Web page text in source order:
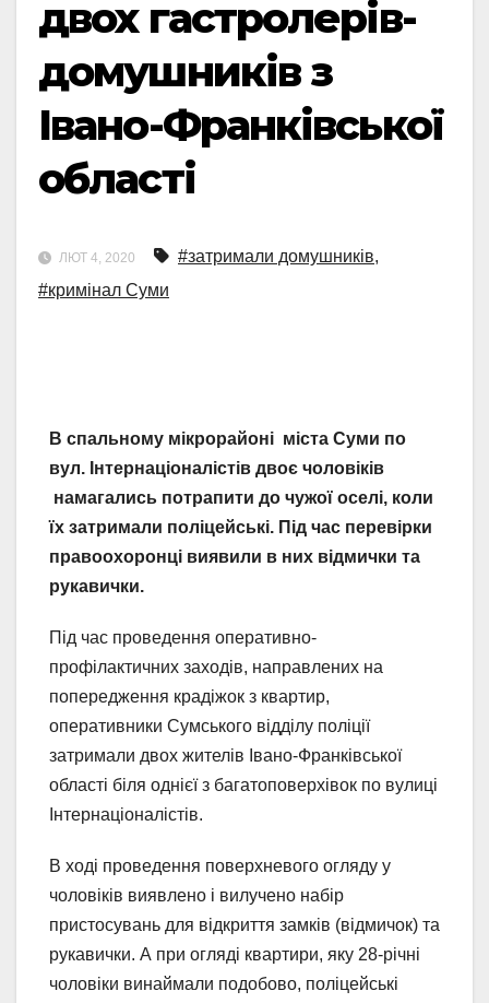
двох гастролерів-
домушників з
Івано-Франківської
області
ЛЮТ 4, 2020 #затримали домушників,
#кримінал Суми
В спальному мікрорайоні міста Суми по
вул. Інтернаціоналістів двоє чоловіків
намагались потрапити до чужої оселі, коли
їх затримали поліцейські. Під час перевірки
правоохоронці виявили в них відмички та
рукавички.
Під час проведення оперативно-
профілактичних заходів, направлених на
попередження крадіжок з квартир,
оперативники Сумського відділу поліції
затримали двох жителів Івано-Франківської
області біля однієї з багатоповерхівок по вулиці
Інтернаціоналістів.
В ході проведення поверхневого огляду у
чоловіків виявлено і вилучено набір
пристосувань для відкриття замків (відмичок) та
рукавички. А при огляді квартири, яку 28-річні
чоловіки винаймали подобово, поліцейські